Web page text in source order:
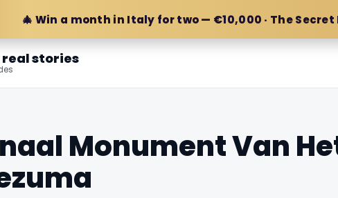
🎄 Win a month in Italy for two — €10,000 · The
real stories
Monument Van